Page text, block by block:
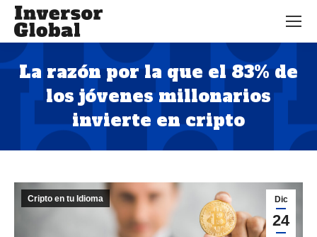
La razón por la que el 83% de
los jóvenes millonarios
invierte en cripto
Estás aquí:
Dic
24
Cripto en tu Idioma